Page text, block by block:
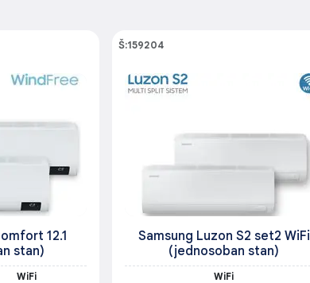
12.1
stan)
WiFi
Š:159204
Samsung Luzon S2 set2 WiFi
(jednosoban stan)
WiFi